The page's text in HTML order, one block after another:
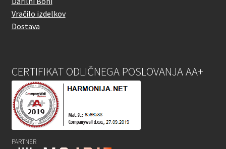
Vračilo izdelkov
Dostava
CERTIFIKAT ODLIČNEGA POSLOVANJA AA+
PARTNER